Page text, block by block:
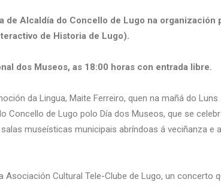
de Alcaldía do Concello de Lugo na organización
de Historia de Lugo).
dos Museos, as 18:00 horas con entrada libre.
da Lingua, Maite Ferreiro, quen na mañá do
de Lugo polo Día dos Museos, que se
museísticas municipais abríndoas á veciñanza e
Asociación Cultural Tele-Clube de Lugo, un concerto